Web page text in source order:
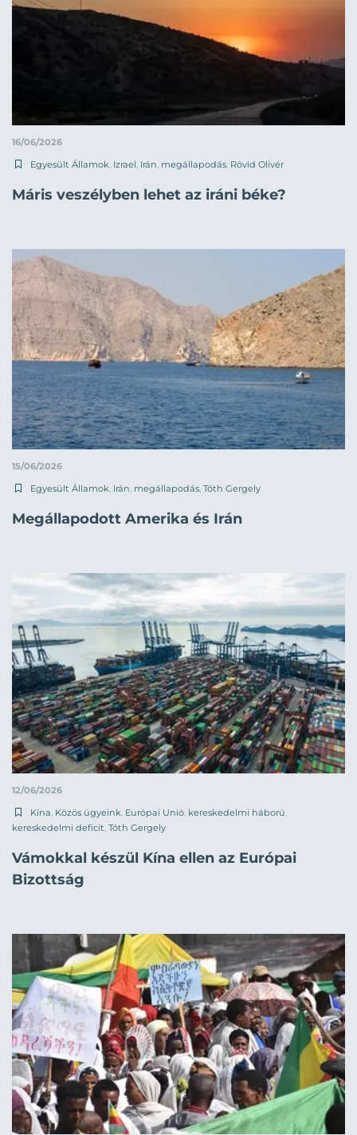
16/06/2026
Egyesült Államok, Izrael, Irán, megállapodás, Rövid Olivér
Máris veszélyben lehet az iráni béke?
15/06/2026
Egyesült Államok, Irán, megállapodás, Tóth Gergely
Megállapodott Amerika és Irán
12/06/2026
Kína, Közös ügyeink, Európai Unió, kereskedelmi háború,
kereskedelmi deficit, Tóth Gergely
Vámokkal készül Kína ellen az Európai
Bizottság